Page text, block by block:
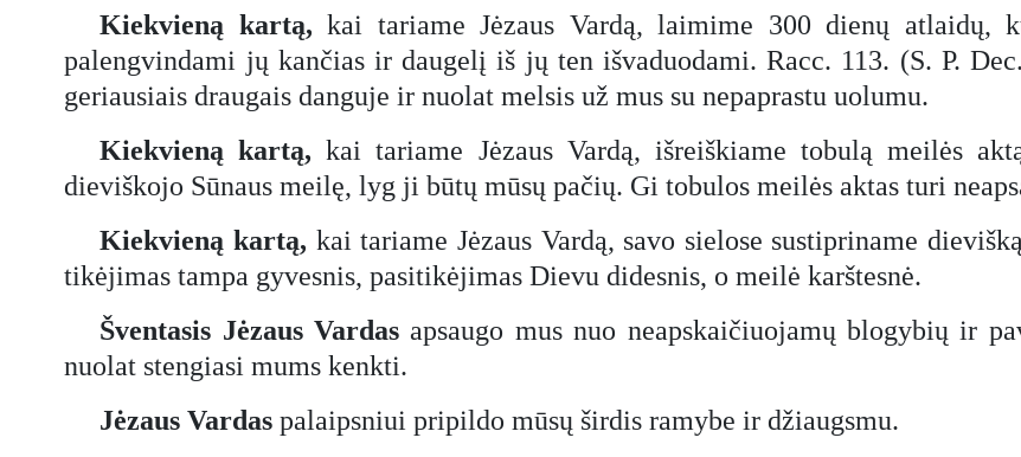
Kiekvieną kartą, kai tariame Jėzaus Vardą, laimime 300 dienų atlaidų,
palengvindami jų kančias ir daugelį iš jų ten išvaduodami. Racc. 113. (S. P.
geriausiais draugais danguje ir nuolat melsis už mus su nepaprastu uolumu.
Kiekvieną kartą, kai tariame Jėzaus Vardą, išreiškiame tobulą meilės
dieviškojo Sūnaus meilę, lyg ji būtų mūsų pačių. Gi tobulos meilės aktas turi
Kiekvieną kartą, kai tariame Jėzaus Vardą, savo sielose sustipriname
tikėjimas tampa gyvesnis, pasitikėjimas Dievu didesnis, o meilė karštesnė.
Šventasis Jėzaus Vardas apsaugo mus nuo neapskaičiuojamų blogybių ir
nuolat stengiasi mums kenkti.
Jėzaus Vardas palaipsniui pripildo mūsų širdis ramybe ir džiaugsmu.